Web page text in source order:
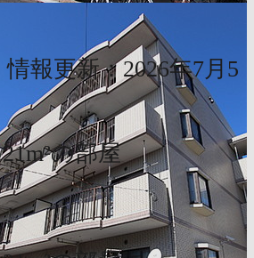
情報更新：2026年7月5
の部屋